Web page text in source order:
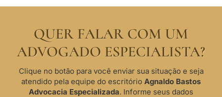
QUER FALAR COM UM
ADVOGADO ESPECIALISTA?
Clique no botão para você enviar sua situação e seja
atendido pela equipe do escritório Agnaldo Bastos
Advocacia Especializada. Informe seus dados